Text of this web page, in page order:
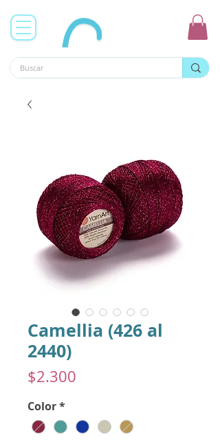
Camellia (426 al
2440)
$2.300
Color*